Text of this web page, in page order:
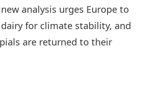
2020-05-06 3284Преглед
analysis urges Europe to
for climate stability, and
are returned to their